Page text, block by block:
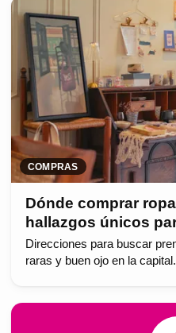
COMPRAS
Dónde comprar
hallazgos únicos
Direcciones para buscar
raras y buen ojo en la capital.